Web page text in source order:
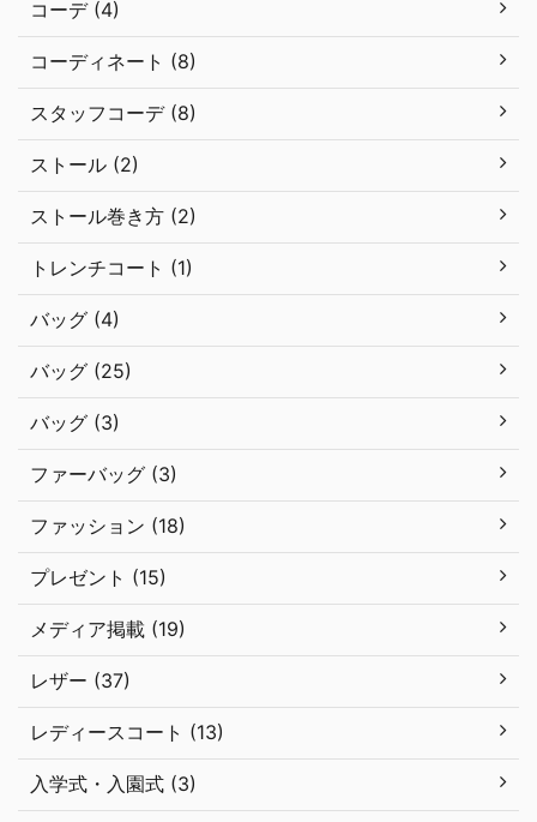
コーデ (4)
コーディネート (8)
スタッフコーデ (8)
ストール (2)
ストール巻き方 (2)
トレンチコート (1)
バッグ (4)
バッグ (25)
バッグ (3)
ファーバッグ (3)
ファッション (18)
プレゼント (15)
メディア掲載 (19)
レザー (37)
レディースコート (13)
入学式・入園式 (3)